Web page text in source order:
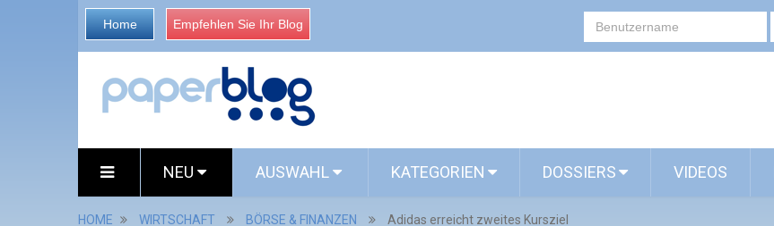
Home Empfehlen Sie Ihr Blog
NEU AUSWAHL KATEGORIEN DOSSIERS VIDEOS
HOME WIRTSCHAFT BÖRSE & FINANZEN Adidas erreicht zweites Kursziel